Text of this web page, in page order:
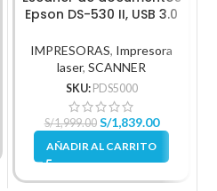
Epson DS-530 II, USB 3.0
IMPRESORAS, Impresora
laser,SCANNER
SKU: PDS5000
S/1,999.00 S/1,839.00
AÑADIR AL CARRITO